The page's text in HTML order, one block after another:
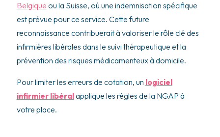
Belgique ou la Suisse, où une indemnisation spécifique
est prévue pour ce service. Cette future
reconnaissance contribuerait à valoriser le rôle clé des
infirmières libérales dans le suivi thérapeutique et la
prévention des risques médicamenteux à domicile.
Pour limiter les erreurs de cotation, un logiciel
infirmier libéralapplique les règles de la NGAP à
votre place.